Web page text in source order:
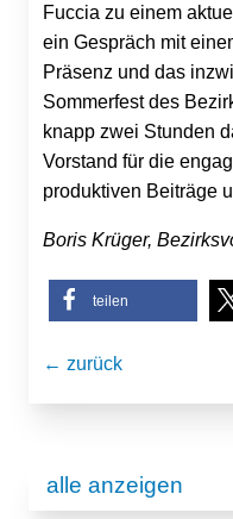
Fuccia zu einem
ein Gespräch mit
Präsenz und das
Sommerfest des
knapp zwei Stunden
Vorstand für die
produktiven Beiträge
Boris Krüger,
teilen
← zurück
alle anzeigen